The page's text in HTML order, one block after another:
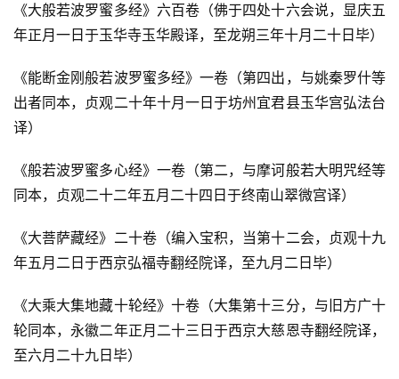
资
讯
《大般若波罗蜜多经》六百卷（佛于四处十六会说，显庆五
年正月一日于玉华寺玉华殿译，至龙朔三年十月二十日毕）
《能断金刚般若波罗蜜多经》一卷（第四出，与姚秦罗什等
出者同本，贞观二十年十月一日于坊州宜君县玉华宫弘法台
译）
《般若波罗蜜多心经》一卷（第二，与摩诃般若大明咒经等
同本，贞观二十二年五月二十四日于终南山翠微宫译）
《大菩萨藏经》二十卷（编入宝积，当第十二会，贞观十九
年五月二日于西京弘福寺翻经院译，至九月二日毕）
《大乘大集地藏十轮经》十卷（大集第十三分，与旧方广十
轮同本，永徽二年正月二十三日于西京大慈恩寺翻经院译，
至六月二十九日毕）